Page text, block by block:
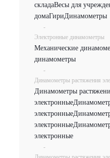
складаВесы для
домаГириДинамометры
-
Электронные динамометры
Механические
динамометры
-
Динамометры растяжения
Динамометры
электронные
электронные
электронные
электронные
-